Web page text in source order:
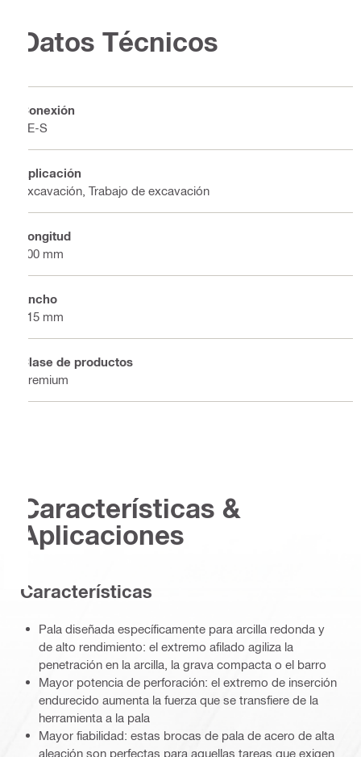
Datos Técnicos
Conexión
TE-S
Aplicación
Excavación, Trabajo de excavación
Longitud
500 mm
Ancho
115 mm
Clase de productos
Premium
Características &
Aplicaciones
Características
Pala diseñada específicamente para arcilla redonda y
de alto rendimiento: el extremo afilado agiliza la
penetración en la arcilla, la grava compacta o el barro
Mayor potencia de perforación: el extremo de inserción
endurecido aumenta la fuerza que se transfiere de la
herramienta a la pala
Mayor fiabilidad: estas brocas de pala de acero de alta
aleación son perfectas para aquellas tareas que exigen